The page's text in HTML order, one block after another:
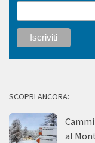
SCOPRI ANCORA:
al